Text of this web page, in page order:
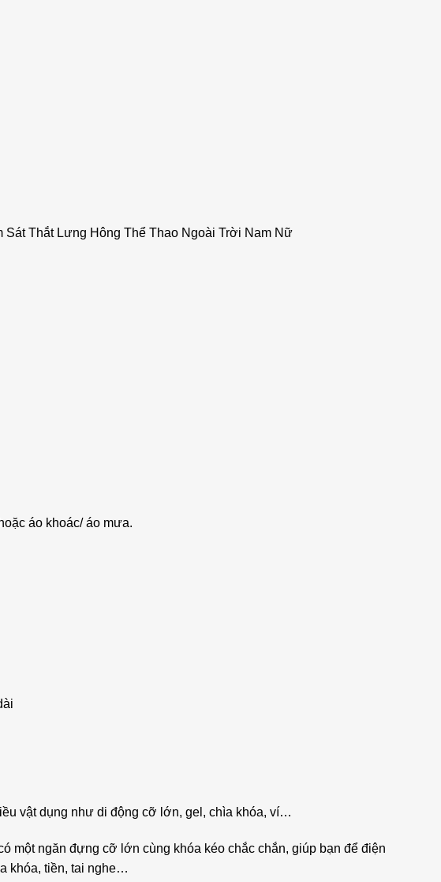
Thắt Lưng Hông Thể Thao Ngoài Trời Nam Nữ
áo khoác/ áo mưa.
vật dụng như di động cỡ lớn, gel, chìa khóa, ví…
một ngăn đựng cỡ lớn cùng khóa kéo chắc chắn, giúp bạn để điện
khóa, tiền, tai nghe…